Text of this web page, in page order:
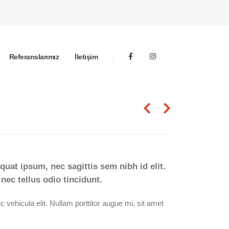
Referanslarımız İletişim
ipsum, nec sagittis sem nibh id elit.
tellus odio tincidunt.
vehicula elit. Nullam porttitor augue mi, sit amet